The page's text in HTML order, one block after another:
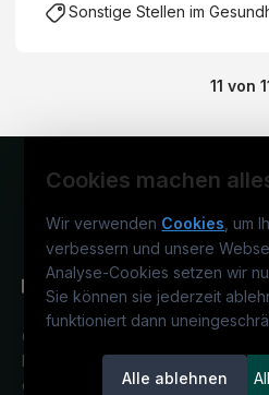
Sonstige Stellen im
11 von
Cookies machen
Wir verwenden Cookies , um
verbessern und unsere
Analyse-Cookies setzen wir
Sie können sie jederzeit
funktioniert dann
Alle ablehnen
Österreichs medizinisches
Karriereportal.Ein Service der
candidatis GmbH.